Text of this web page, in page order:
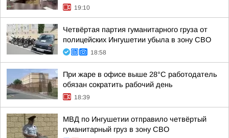
19:10
Четвёртая партия гуманитарного груза от
полицейских Ингушетии убыла в зону СВО
18:58
При жаре в офисе выше 28°C работодатель
обязан сократить рабочий день
18:39
МВД по Ингушетии отправило четвёртый
гуманитарный груз в зону СВО